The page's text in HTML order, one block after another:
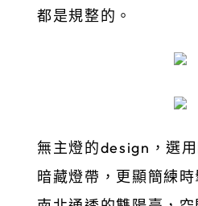
都是規整的。
無主燈的design，選
暗藏燈帶，更顯簡練